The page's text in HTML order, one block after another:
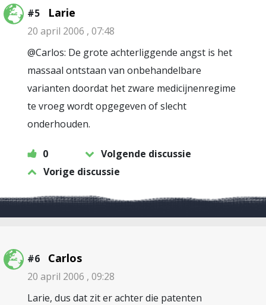
#5 Larie
20 april 2006 , 07:48
@Carlos: De grote achterliggende angst is het
massaal ontstaan van onbehandelbare
varianten doordat het zware medicijnenregime
te vroeg wordt opgegeven of slecht
onderhouden.
0
Volgende discussie
Vorige discussie
#6 Carlos
20 april 2006 , 09:28
Larie, dus dat zit er achter die patenten